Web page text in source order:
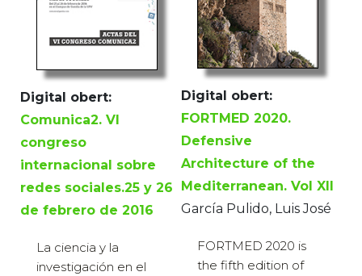
Digital obert:
Comunica2. VI
congreso
internacional sobre
redes sociales.25 y 26
de febrero de 2016
La ciencia y la
investigación en el
Digital obert:
FORTMED 2020.
Defensive
Architecture of the
Mediterranean. Vol XII
García Pulido, Luis José
FORTMED 2020 is
the fifth edition of